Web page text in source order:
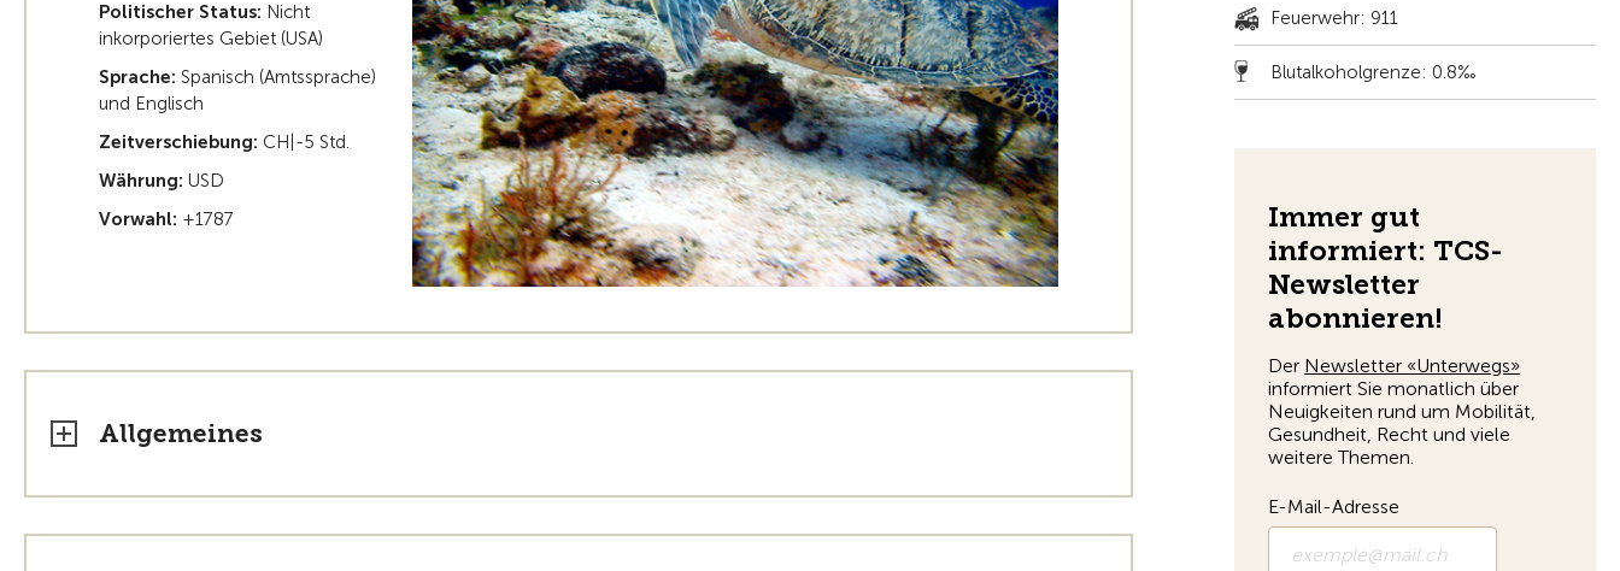
Politischer Status: Nicht
inkorporiertes Gebiet (USA)
Sprache: Spanisch (Amtssprache)
und Englisch
Zeitverschiebung: CH|-5 Std.
Währung: USD
Vorwahl: +1787
Allgemeines
Feuerwehr: 911
Blutalkoholgrenze: 0.8‰